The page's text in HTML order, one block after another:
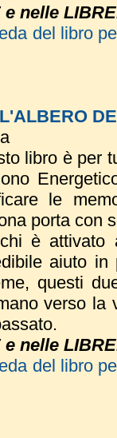
e nelle
del libro
libro è per
le
porta con
è attivato
aiuto in
questi
verso la
nelle
del libro